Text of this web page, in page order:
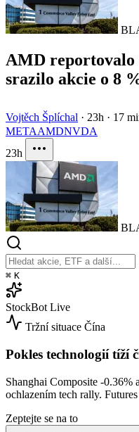
AMD
srazilo akcie o 8
Vojtěch Šplíchal · 23h · 17
METAAMDNVDA
23h
⌘ K
StockBot Live
Tržní situace Čína
Pokles technologií tíží
Shanghai Composite -0.36%
ochlazením tech rally.
Zeptejte se na to